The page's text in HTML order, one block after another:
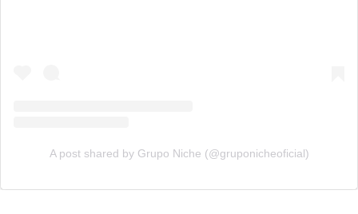
A post shared by Grupo Niche (@gruponicheoficial)